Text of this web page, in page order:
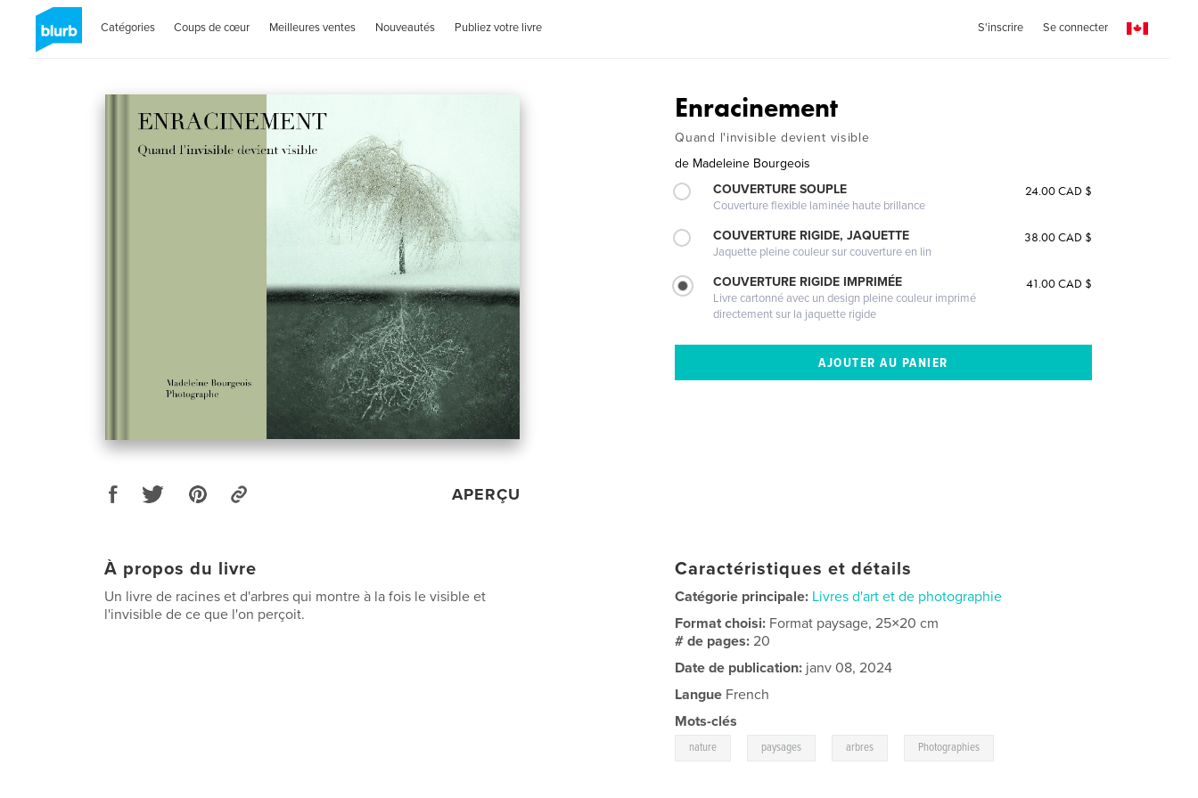
Catégories Coups de cœur Meilleures ventes Nouveautés Publiez votre livre S'inscrire Se connecter
APERÇU
Enracinement
Quand l'invisible devient visible
de Madeleine Bourgeois
COUVERTURE SOUPLE
Couverture flexible laminée haute brillance
24.00 CAD $
COUVERTURE RIGIDE, JAQUETTE
Jaquette pleine couleur sur couverture en lin
38.00 CAD $
COUVERTURE RIGIDE IMPRIMÉE
Livre cartonné avec un design pleine couleur imprimé
directement sur la jaquette rigide
41.00 CAD $
À propos du livre
Un livre de racines et d'arbres qui montre à la fois le visible et
l'invisible de ce que l'on perçoit.
Caractéristiques et détails
Catégorie principale: Livres d'art et de photographie
Format choisi: Format paysage, 25×20 cm
# de pages:20
Date de publication: janv 08, 2024
Langue French
Mots-clés
nature paysages arbres Photographies